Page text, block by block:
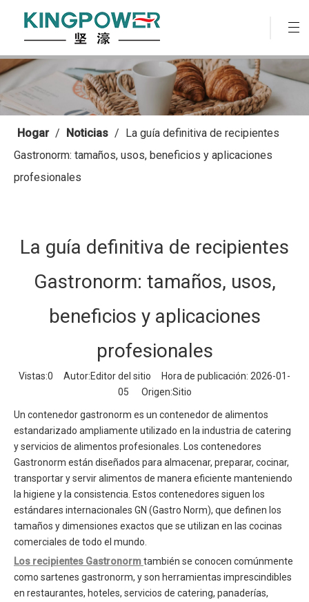
Hogar / Noticias / La guía definitiva de recipientes
Gastronorm: tamaños, usos, beneficios y aplicaciones
profesionales
La guía definitiva de recipientes
Gastronorm: tamaños, usos,
beneficios y aplicaciones
profesionales
Vistas:0 Autor:Editor del sitio Hora de publicación: 2026-01-
05 Origen:Sitio
Un contenedor gastronorm es un contenedor de alimentos
estandarizado ampliamente utilizado en la industria de catering
y servicios de alimentos profesionales. Los contenedores
Gastronorm están diseñados para almacenar, preparar, cocinar,
transportar y servir alimentos de manera eficiente manteniendo
la higiene y la consistencia. Estos contenedores siguen los
estándares internacionales GN (Gastro Norm), que definen los
tamaños y dimensiones exactos que se utilizan en las cocinas
comerciales de todo el mundo.
Los recipientes Gastronormtambién se conocen comúnmente
como sartenes gastronorm, y son herramientas imprescindibles
en restaurantes, hoteles, servicios de catering, panaderías,